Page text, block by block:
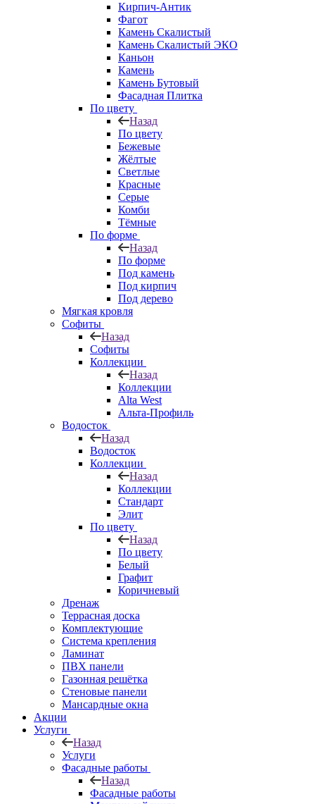
Кирпич-Антик
Фагот
Камень Скалистый
Камень Скалистый ЭКО
Каньон
Камень
Камень Бутовый
Фасадная Плитка
По цвету
Назад
По цвету
Бежевые
Жёлтые
Светлые
Красные
Серые
Комби
Тёмные
По форме
Назад
По форме
Под камень
Под кирпич
Под дерево
Мягкая кровля
Софиты
Назад
Софиты
Коллекции
Назад
Коллекции
Alta West
Альта-Профиль
Водосток
Назад
Водосток
Коллекции
Назад
Коллекции
Стандарт
Элит
По цвету
Назад
По цвету
Белый
Графит
Коричневый
Дренаж
Террасная доска
Комплектующие
Система крепления
Ламинат
ПВХ панели
Газонная решётка
Стеновые панели
Мансардные окна
Акции
Услуги
Назад
Услуги
Фасадные работы
Назад
Фасадные работы